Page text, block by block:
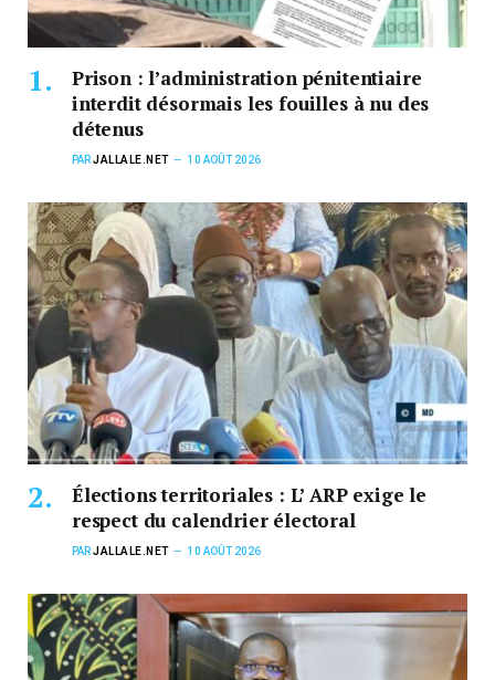
Prison : l’administration pénitentiaire
interdit désormais les fouilles à nu des
détenus
PARJALLALE.NET 10 AOÛT 2026
Élections territoriales : L’ ARP exige le
respect du calendrier électoral
PARJALLALE.NET 10 AOÛT 2026